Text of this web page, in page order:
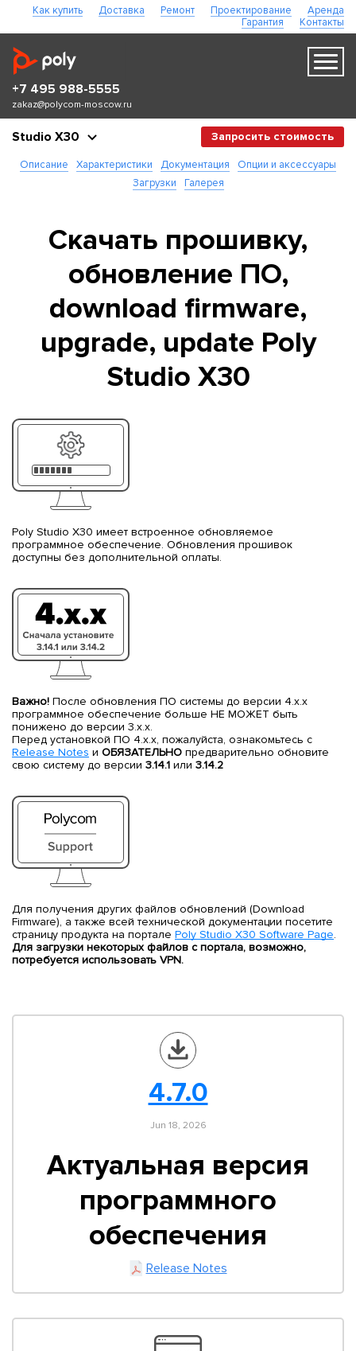
Как купить Доставка Ремонт Проектирование
Аренда
Гарантия
Контакты
+7 495 988-5555
zakaz@polycom-moscow.ru
Studio X30
Описание Характеристики Документация
Опции и аксессуары
Загрузки
Галерея
Запросить стоимость
Скачать прошивку,
обновление ПО,
download firmware,
upgrade, update Poly
Studio X30
Poly Studio X30 имеет встроенное обновляемое
программное обеспечение. Обновления прошивок
доступны без дополнительной оплаты.
Важно! После обновления ПО системы до версии 4.х.х
программное обеспечение больше НЕ МОЖЕТ быть
понижено до версии 3.х.х.
Перед установкой ПО 4.х.х, пожалуйста, ознакомьтесь с
Release Notes и ОБЯЗАТЕЛЬНО предварительно обновите
свою систему до версии 3.14.1 или 3.14.2
Для получения других файлов обновлений (Download
Firmware), а также всей технической документации посетите
страницу продукта на портале Poly Studio X30 Software Page.
Для загрузки некоторых файлов с портала, возможно,
потребуется использовать VPN.
4.7.0
Jun 18, 2026
Актуальная версия
программного
обеспечения
Release Notes